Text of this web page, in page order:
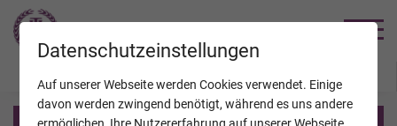
Datenschutzeinstellungen
Auf unserer Webseite werden Cookies verwendet. Einige
davon werden zwingend benötigt, während es uns andere
JAHRESTAGE KALENDER VERSTORBENE